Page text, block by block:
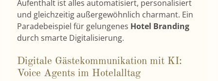
Aufenthalt ist alles automatisiert, personalisiert
und gleichzeitig außergewöhnlich charmant. Ein
Paradebeispiel für gelungenes Hotel Branding
durch smarte Digitalisierung.
Digitale Gästekommunikation mit KI:
Voice Agents im Hotelalltag